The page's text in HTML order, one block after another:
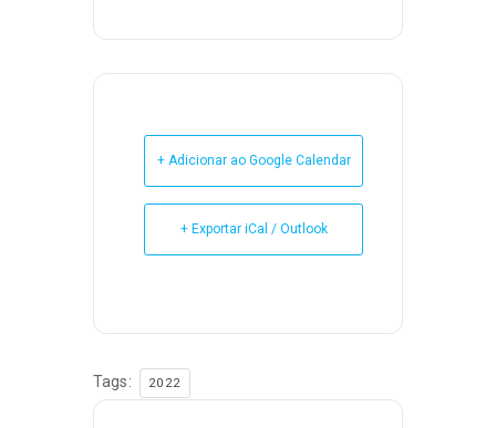
+ Adicionar ao Google Calendar
+ Exportar iCal / Outlook
Tags: 2022